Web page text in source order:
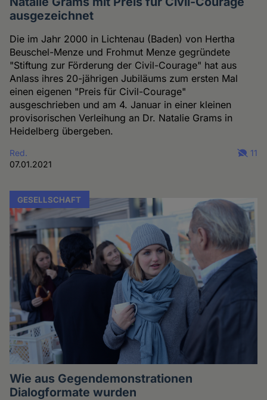
ausgezeichnet
Die im Jahr 2000 in Lichtenau (Baden) von Hertha
Beuschel-Menze und Frohmut Menze gegründete
"Stiftung zur Förderung der Civil-Courage" hat aus
Anlass ihres 20-jährigen Jubiläums zum ersten Mal
einen eigenen "Preis für Civil-Courage"
ausgeschrieben und am 4. Januar in einer kleinen
provisorischen Verleihung an Dr. Natalie Grams in
Heidelberg übergeben.
Red.
07.01.2021
11
GESELLSCHAFT
Wie aus Gegendemonstrationen
Dialogformate wurden